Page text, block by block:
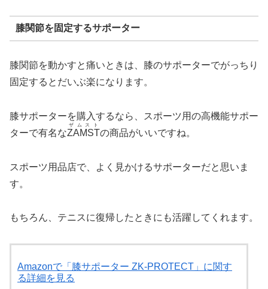
膝関節を固定するサポーター
膝関節を動かすと痛いときは、膝のサポーターでがっちり
固定するとだいぶ楽になります。
膝サポーターを購入するなら、スポーツ用の高機能サポー
ターで有名なZAMST
ザムスト
の商品がいいですね。
スポーツ用品店で、よく見かけるサポーターだと思いま
す。
もちろん、テニスに復帰したときにも活躍してくれます。
Amazonで「膝サポーター ZK-PROTECT」に関す
る詳細を見る